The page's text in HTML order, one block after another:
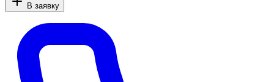
В заявку